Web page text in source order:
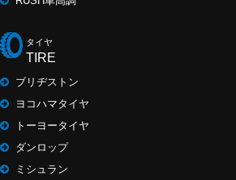
タイヤ
TIRE
ブリヂストン
ヨコハマタイヤ
トーヨータイヤ
ダンロップ
ミシュラン